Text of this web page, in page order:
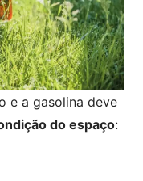
e a gasolina deve
do espaço: